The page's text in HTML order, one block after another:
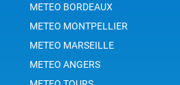
METEO BORDEAUX
METEO MONTPELLIER
METEO MARSEILLE
METEO ANGERS